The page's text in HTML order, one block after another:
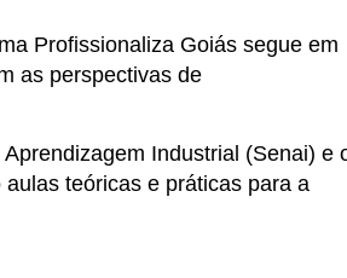
Profissionaliza Goiás segue em
as perspectivas de
Industrial (Senai) e
teóricas e práticas para a